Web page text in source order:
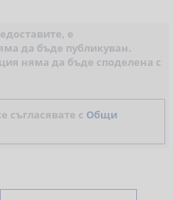
е
да бъде публикуван.
няма да бъде споделена с
съгласявате с Общи